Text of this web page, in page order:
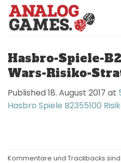
Skip
content
Hasbro-Spiele-
Wars-Risiko-
Published18. August 2017 at
Hasbro Spiele B2355100
Kommentare und Trackbacks